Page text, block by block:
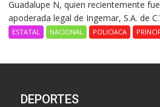
Guadalupe N, quien recientemente
apoderada legal de Ingemar, S.A. de
ESTATAL NACIONAL POLICIACA
DEPORTES